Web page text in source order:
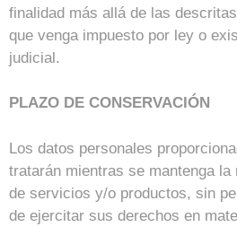
finalidad más allá de las
que venga impuesto por ley o
judicial.
PLAZO DE CONSERVACIÓN
Los datos personales
tratarán mientras se mantenga
de servicios y/o productos, sin
de ejercitar sus derechos en